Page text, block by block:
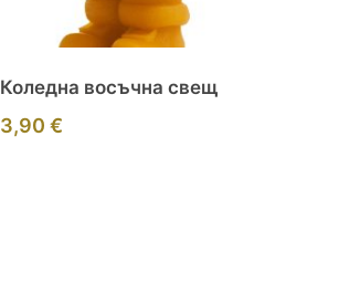
Коледна восъчна свещ
3,90 €